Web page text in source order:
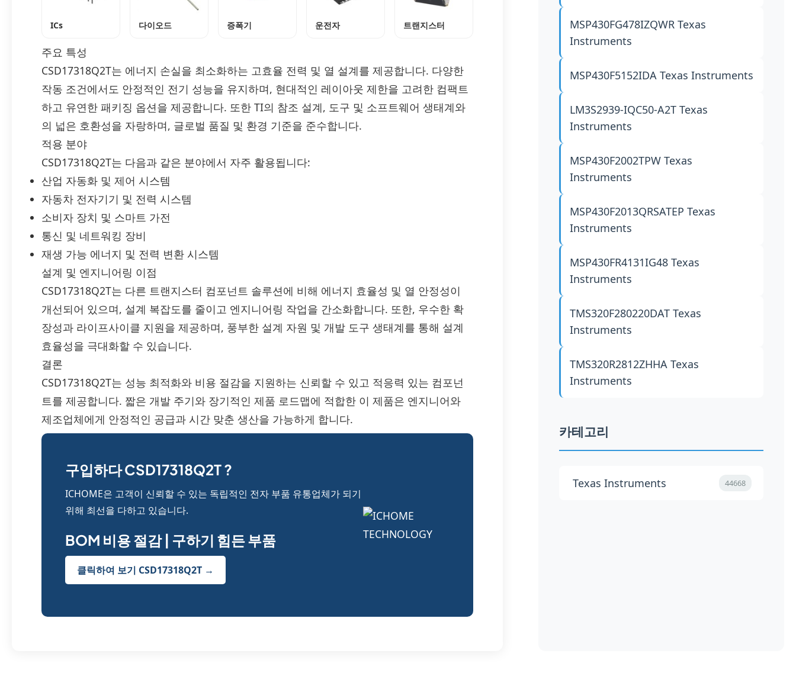
ICs 다이오드 증폭기 운전자 트랜지스터
주요 특성
CSD17318Q2T는 에너지 손실을 최소화하는 고효율 전력 및 열 설계를 제공합니다. 다양한
작동 조건에서도 안정적인 전기 성능을 유지하며, 현대적인 레이아웃 제한을 고려한 컴팩트
하고 유연한 패키징 옵션을 제공합니다. 또한 TI의 참조 설계, 도구 및 소프트웨어 생태계와
의 넓은 호환성을 자랑하며, 글로벌 품질 및 환경 기준을 준수합니다.
적용 분야
CSD17318Q2T는 다음과 같은 분야에서 자주 활용됩니다:
산업 자동화 및 제어 시스템
자동차 전자기기 및 전력 시스템
소비자 장치 및 스마트 가전
통신 및 네트워킹 장비
재생 가능 에너지 및 전력 변환 시스템
설계 및 엔지니어링 이점
CSD17318Q2T는 다른 트랜지스터 컴포넌트 솔루션에 비해 에너지 효율성 및 열 안정성이
개선되어 있으며, 설계 복잡도를 줄이고 엔지니어링 작업을 간소화합니다. 또한, 우수한 확
장성과 라이프사이클 지원을 제공하며, 풍부한 설계 자원 및 개발 도구 생태계를 통해 설계
효율성을 극대화할 수 있습니다.
결론
CSD17318Q2T는 성능 최적화와 비용 절감을 지원하는 신뢰할 수 있고 적응력 있는 컴포넌
트를 제공합니다. 짧은 개발 주기와 장기적인 제품 로드맵에 적합한 이 제품은 엔지니어와
제조업체에게 안정적인 공급과 시간 맞춘 생산을 가능하게 합니다.
구입하다 CSD17318Q2T ?
ICHOME은 고객이 신뢰할 수 있는 독립적인 전자 부품 유통업체가 되기
위해 최선을 다하고 있습니다.
BOM 비용 절감 | 구하기 힘든 부품
클릭하여 보기 CSD17318Q2T →
MSP430FG478IZQWRTexas
Instruments
MSP430F5152IDATexas Instruments
LM3S2939-IQC50-A2TTexas
Instruments
MSP430F2002TPWTexas
Instruments
MSP430F2013QRSATEPTexas
Instruments
MSP430FR4131IG48Texas
Instruments
TMS320F280220DATTexas
Instruments
TMS320R2812ZHHATexas
Instruments
카테고리
Texas Instruments 44668